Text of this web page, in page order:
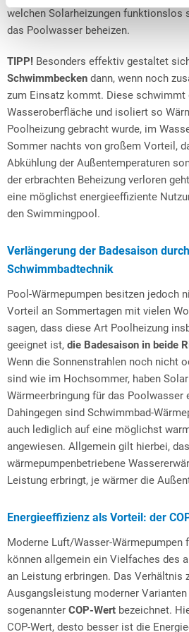
welchen Solarheizungen funktionslos
das Poolwasser beheizen.
TIPP! Besonders effektiv gestaltet
Schwimmbecken dann, wenn noch
zum Einsatz kommt. Diese schwimmt
Wasseroberfläche und isoliert so
Poolheizung gebracht wurde, im
Sommer nachts von großem Vorteil,
Abkühlung der Außentemperaturen
der erbrachten Beheizung verloren
eine möglichst energieeffiziente
den Swimmingpool.
Verlängerung der Badesaison
Schwimmbadtechnik
Pool-Wärmepumpen besitzen jedoch
Vorteil an Sommertagen mit vielen
sagen, dass diese Art Poolheizung
geeignet ist, die Badesaison in beide
Wenn die Sonnenstrahlen noch nicht
sind wie im Hochsommer, haben
Wärmeerbringung für das Poolwasser
Dahingegen sind Schwimmbad-
auch lediglich auf eine möglichst
angewiesen. Allgemein gilt hierbei,
wärmepumpenbetriebene
Leistung erbringt, je wärmer die
Energieeffizienz als Vorteil: der
Moderne Luft/Wasser-Wärmepumpen
können allgemein ein Vielfaches des
an Leistung erbringen. Das Verhältnis
Ausgangsleistung moderner
sogenannter COP-Wert bezeichnet.
COP-Wert, desto besser ist die